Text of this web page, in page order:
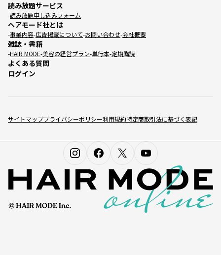
サイトマッププライバシーポリシー利用規約特定商取引法に基づく表記
読み放題サービス
読み放題申し込みフォーム
ヘアモード社とは
事業内容 広告掲載について お問い合わせ 会社概要
雑誌・書籍
HAIR MODE 美容の経営プラン 単行本 定期購読
よくある質問
ログイン